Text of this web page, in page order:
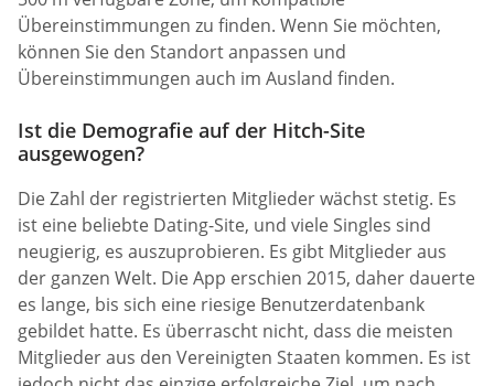
Übereinstimmungen zu finden. Wenn Sie möchten,
können Sie den Standort anpassen und
Übereinstimmungen auch im Ausland finden.
Ist die Demografie auf der Hitch-Site
ausgewogen?
Die Zahl der registrierten Mitglieder wächst stetig. Es
ist eine beliebte Dating-Site, und viele Singles sind
neugierig, es auszuprobieren. Es gibt Mitglieder aus
der ganzen Welt. Die App erschien 2015, daher dauerte
es lange, bis sich eine riesige Benutzerdatenbank
gebildet hatte. Es überrascht nicht, dass die meisten
Mitglieder aus den Vereinigten Staaten kommen. Es ist